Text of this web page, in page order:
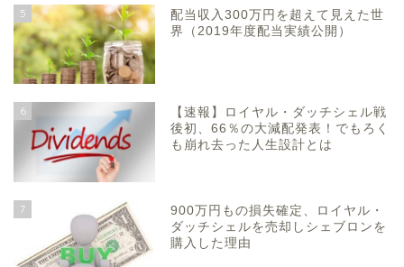
5
配当収入300万円を超えて見えた世
界（2019年度配当実績公開）
6
【速報】ロイヤル・ダッチシェル戦
後初、66％の大減配発表！でもろく
も崩れ去った人生設計とは
7
900万円もの損失確定、ロイヤル・
ダッチシェルを売却しシェブロンを
購入した理由